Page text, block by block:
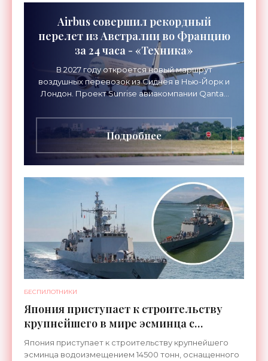
Airbus совершил рекордный
перелет из Австралии во Францию
за 24 часа - «Техника»
В 2027 году откроется новый маршрут
воздушных перевозок из Сиднея в Нью-Йорк и
Лондон. Проект Sunrise авиакомпании Qantas
длительностью до 24
Подробнее
БЕСПИЛОТНИКИ
Япония приступает к строительству
крупнейшего в мире эсминца с
системой ПРО AEGIS - «Оружие»
Япония приступает к строительству крупнейшего
эсминца водоизмещением 14500 тонн, оснащенного